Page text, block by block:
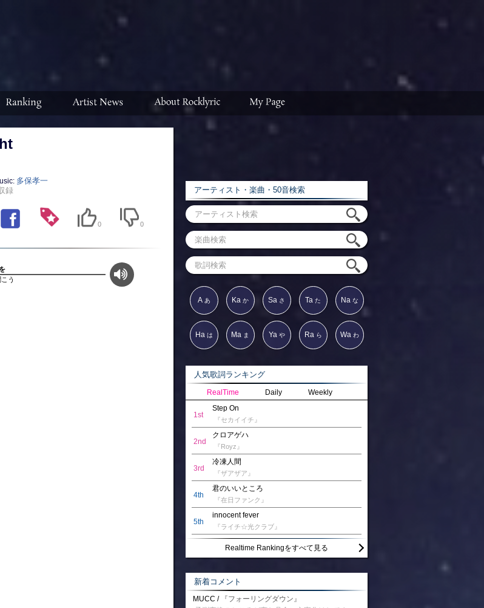
多保孝一
録
0 0
う
アーティスト・楽曲・50音検索
A あ Ka か Sa さ Ta た Na な
Ha は Ma ま Ya や Ra ら Wa わ
人気歌詞ランキング
RealTime Daily Weekly
1st
Step On
『セカイイチ』
2nd
クロアゲハ
『Royz』
3rd
冷凍人間
『ザアザア』
4th
君のいいところ
『在日ファンク』
5th
innocent fever
『ライチ☆光クラブ』
Realtime Rankingをすべて見る
新着コメント
MUCC / 『フォーリングダウン』